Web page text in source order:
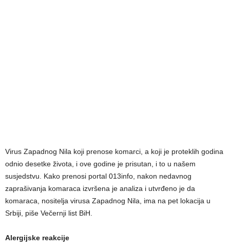
Virus Zapadnog Nila koji prenose komarci, a koji je proteklih godina
odnio desetke života, i ove godine je prisutan, i to u našem
susjedstvu. Kako prenosi portal 013info, nakon nedavnog
zaprašivanja komaraca izvršena je analiza i utvrđeno je da
komaraca, nositelja virusa Zapadnog Nila, ima na pet lokacija u
Srbiji, piše Večernji list BiH.
Alergijske reakcije